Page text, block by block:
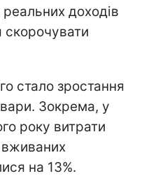
доходів
стало зростання
Зокрема, у
року витрати
вживаних
на 13%.